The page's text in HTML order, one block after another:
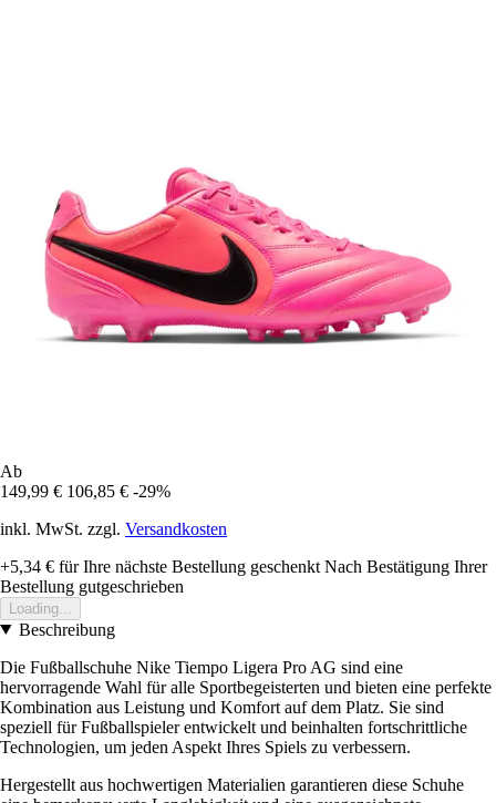
Ab
149,99 € 106,85 € -29%
inkl. MwSt. zzgl. Versandkosten
+5,34 € für Ihre nächste Bestellung geschenkt Nach Bestätigung Ihrer
Bestellung gutgeschrieben
Loading...
Beschreibung
Die Fußballschuhe Nike Tiempo Ligera Pro AG sind eine
hervorragende Wahl für alle Sportbegeisterten und bieten eine perfekte
Kombination aus Leistung und Komfort auf dem Platz. Sie sind
speziell für Fußballspieler entwickelt und beinhalten fortschrittliche
Technologien, um jeden Aspekt Ihres Spiels zu verbessern.
Hergestellt aus hochwertigen Materialien garantieren diese Schuhe